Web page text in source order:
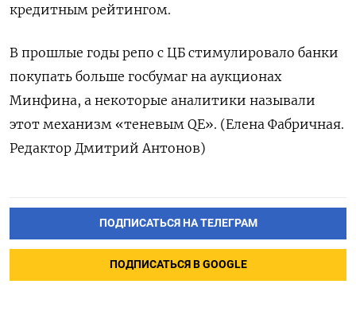
кредитным рейтингом.
В прошлые годы репо с ЦБ стимулировало банки
покупать больше госбумаг на аукционах
Минфина, а некоторые аналитики называли
этот механизм «теневым QE». (Елена Фабричная.
Редактор Дмитрий Антонов)
ПОДПИСАТЬСЯ НА ТЕЛЕГРАМ
ПОДПИСАТЬСЯ В GOOGLE